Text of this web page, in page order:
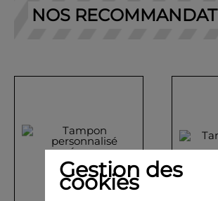
NOS
Gestion des
cookies